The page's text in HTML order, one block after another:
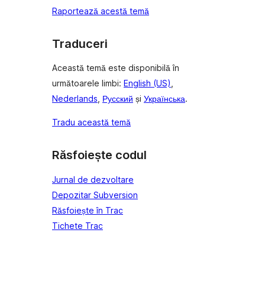
Raportează acestă temă
Traduceri
Această temă este disponibilă în
următoarele limbi: English (US),
Nederlands, Русский și Українська.
Tradu această temă
Răsfoiește codul
Jurnal de dezvoltare
Depozitar Subversion
Răsfoiește în Trac
Tichete Trac